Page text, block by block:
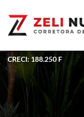
CRECI: 188.250 F